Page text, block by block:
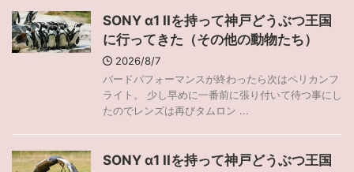
SONY α1 IIを持って神戸どうぶつ王国
に行ってきた（その他の動物たち）
2026/8/7
バードパフォーマンスが終わったら次はペリカンフ
ライト。 少し早めに一番前に張り付いて待つ事にし
たのでレンズは再びタムロン ...
SONY α1 IIを持って神戸どうぶつ王国